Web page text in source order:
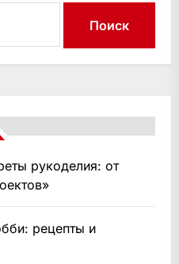
рукоделия: от
рецепты и